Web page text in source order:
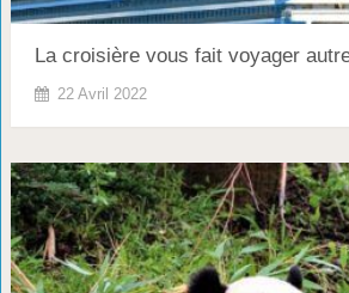
La croisière vous fait voyager
22 Avril 2022